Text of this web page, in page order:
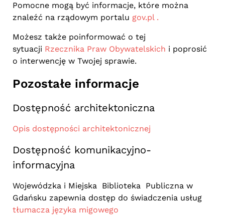
Pomocne mogą być informacje, które można
znaleźć na rządowym portalu gov.pl .
Możesz także poinformować o tej
sytuacji Rzecznika Praw Obywatelskich i poprosić
o interwencję w Twojej sprawie.
Pozostałe informacje
Dostępność architektoniczna
Opis dostępności architektonicznej
Dostępność komunikacyjno-
informacyjna
Wojewódzka i Miejska Biblioteka Publiczna w
Gdańsku zapewnia dostęp do świadczenia usług
tłumacza języka migowego